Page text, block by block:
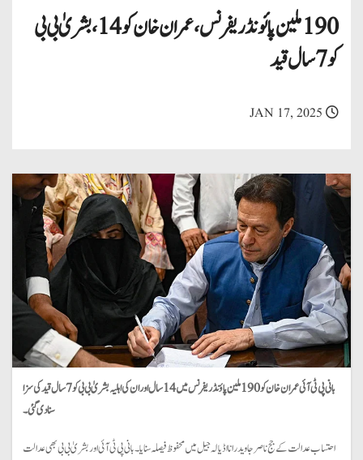
190 ملین پائونڈ ریفرنس ، عمران خان کو 14 ، بشریٰ بی بی
کو 7 سال قید
JAN 17, 2025
بانی پی ٹی آئی عمران خان کو 190 ملین پاؤنڈ ریفرنس میں 14 سال اور ان کی اہلیہ بشریٰ بی بی کو 7 سال قید کی سزا
سنا دی گئی۔
احتساب عدالت کے جج ناصر جاوید رانا اڈیالہ جیل میں محفوظ فیصلہ سنایا۔ بانی پی ٹی آئی اور بشریٰ بی بی بھی عدالت